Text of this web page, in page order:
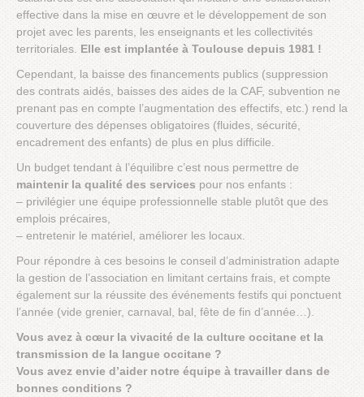
effective dans la mise en œuvre et le développement de son
projet avec les parents, les enseignants et les collectivités
territoriales. Elle est implantée à Toulouse depuis 1981 !
Cependant, la baisse des financements publics (suppression
des contrats aidés, baisses des aides de la CAF, subvention ne
prenant pas en compte l’augmentation des effectifs, etc.) rend la
couverture des dépenses obligatoires (fluides, sécurité,
encadrement des enfants) de plus en plus difficile.
Un budget tendant à l’équilibre c’est nous permettre de
maintenir la qualité des services pour nos enfants :
– privilégier une équipe professionnelle stable plutôt que des
emplois précaires,
– entretenir le matériel, améliorer les locaux.
Pour répondre à ces besoins le conseil d’administration adapte
la gestion de l’association en limitant certains frais, et compte
également sur la réussite des événements festifs qui ponctuent
l’année (vide grenier, carnaval, bal, fête de fin d’année…).
Vous avez à cœur la vivacité de la culture occitane et la
transmission de la langue occitane ?
Vous avez envie d’aider notre équipe à travailler dans de
bonnes conditions ?